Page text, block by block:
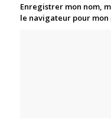
Enregistrer mon nom,
le navigateur pour